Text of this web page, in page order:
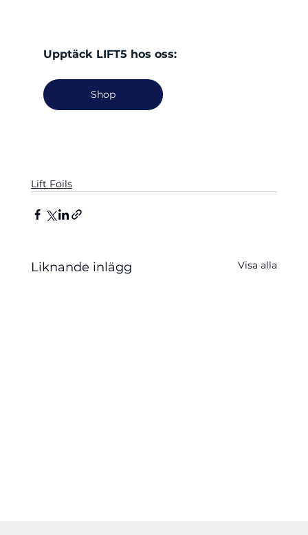
Upptäck LIFT5 hos oss:
Shop
Lift Foils
Liknande inlägg Visa alla